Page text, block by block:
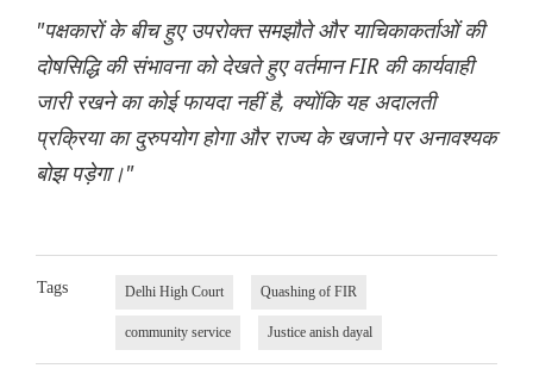
"पक्षकारों के बीच हुए उपरोक्त समझौते और याचिकाकर्ताओं की
दोषसिद्धि की संभावना को देखते हुए वर्तमान FIR की कार्यवाही
जारी रखने का कोई फायदा नहीं है, क्योंकि यह अदालती
प्रक्रिया का दुरुपयोग होगा और राज्य के खजाने पर अनावश्यक
बोझ पड़ेगा।"
Tags Delhi High Court Quashing of FIR
community service Justice anish dayal